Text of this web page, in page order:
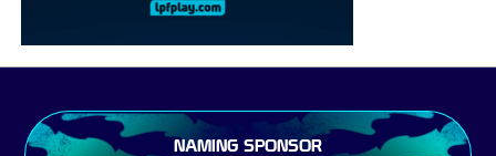
NAMING SPONSOR